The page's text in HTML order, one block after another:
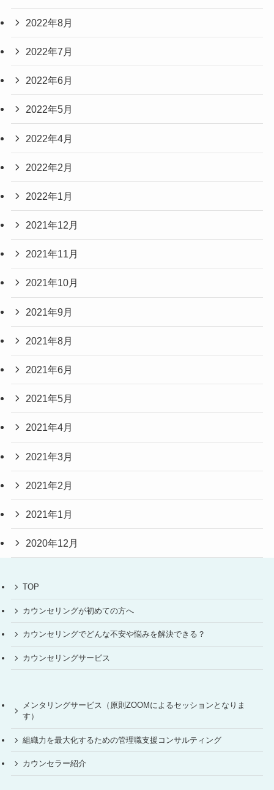
2022年8月
2022年7月
2022年6月
2022年5月
2022年4月
2022年2月
2022年1月
2021年12月
2021年11月
2021年10月
2021年9月
2021年8月
2021年6月
2021年5月
2021年4月
2021年3月
2021年2月
2021年1月
2020年12月
TOP
カウンセリングが初めての方へ
カウンセリングでどんな不安や悩みを解決できる？
カウンセリングサービス
メンタリングサービス（原則ZOOMによるセッションとなりま
す）
組織力を最大化するための管理職支援コンサルティング
カウンセラー紹介